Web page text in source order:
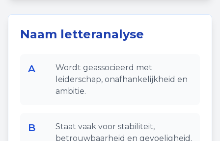
Naam letteranalyse
A
Wordt geassocieerd met
leiderschap, onafhankelijkheid en
ambitie.
B
Staat vaak voor stabiliteit,
betrouwbaarheid en gevoeligheid.